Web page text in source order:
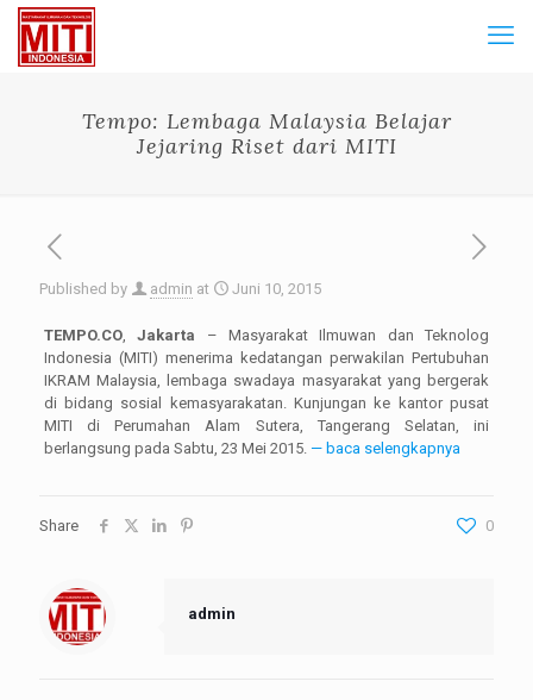
Tempo: Lembaga Malaysia Belajar
Jejaring Riset dari MITI
Published by admin at Juni 10, 2015
TEMPO.CO,Jakarta – Masyarakat Ilmuwan dan Teknolog
Indonesia (MITI) menerima kedatangan perwakilan Pertubuhan
IKRAM Malaysia, lembaga swadaya masyarakat yang bergerak
di bidang sosial kemasyarakatan. Kunjungan ke kantor pusat
MITI di Perumahan Alam Sutera, Tangerang Selatan, ini
berlangsung pada Sabtu, 23 Mei 2015. — baca selengkapnya
Share 0
admin